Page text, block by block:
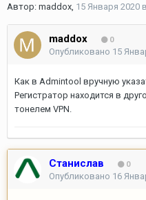
Автор: maddox, 15 Января 2020 в
maddox 0
Опубликовано 15
Как в Admintool вручную
Регистратор находится в
тонелем VPN.
Станислав 0
Опубликовано 16